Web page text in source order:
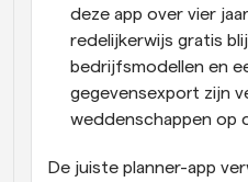
deze app over vier
redelijkerwijs gratis
bedrijfsmodellen en
gegevensexport zijn
weddenschappen op
De juiste planner-app